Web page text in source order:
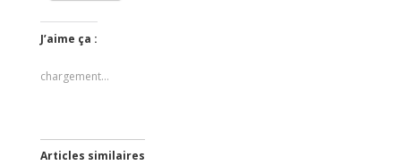
J’aime ça :
chargement…
Articles similaires